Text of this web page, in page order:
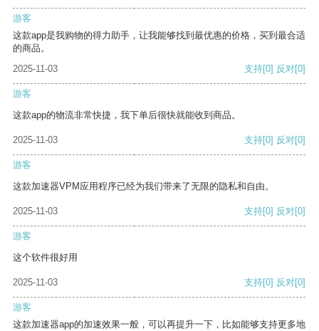
游客
这款app是我购物的得力助手，让我能够找到最优惠的价格，买到最合适
的商品。
2025-11-03
支持[0] 反对[0]
游客
这款app的物流非常快捷，我下单后很快就能收到商品。
2025-11-03 支持[0] 反对[0]
游客
这款加速器VPM应用程序已经为我们带来了无限的隐私和自由。
2025-11-03 支持[0] 反对[0]
游客
这个软件很好用
2025-11-03 支持[0] 反对[0]
游客
这款加速器app的加速效果一般，可以再提升一下，比如能够支持更多地